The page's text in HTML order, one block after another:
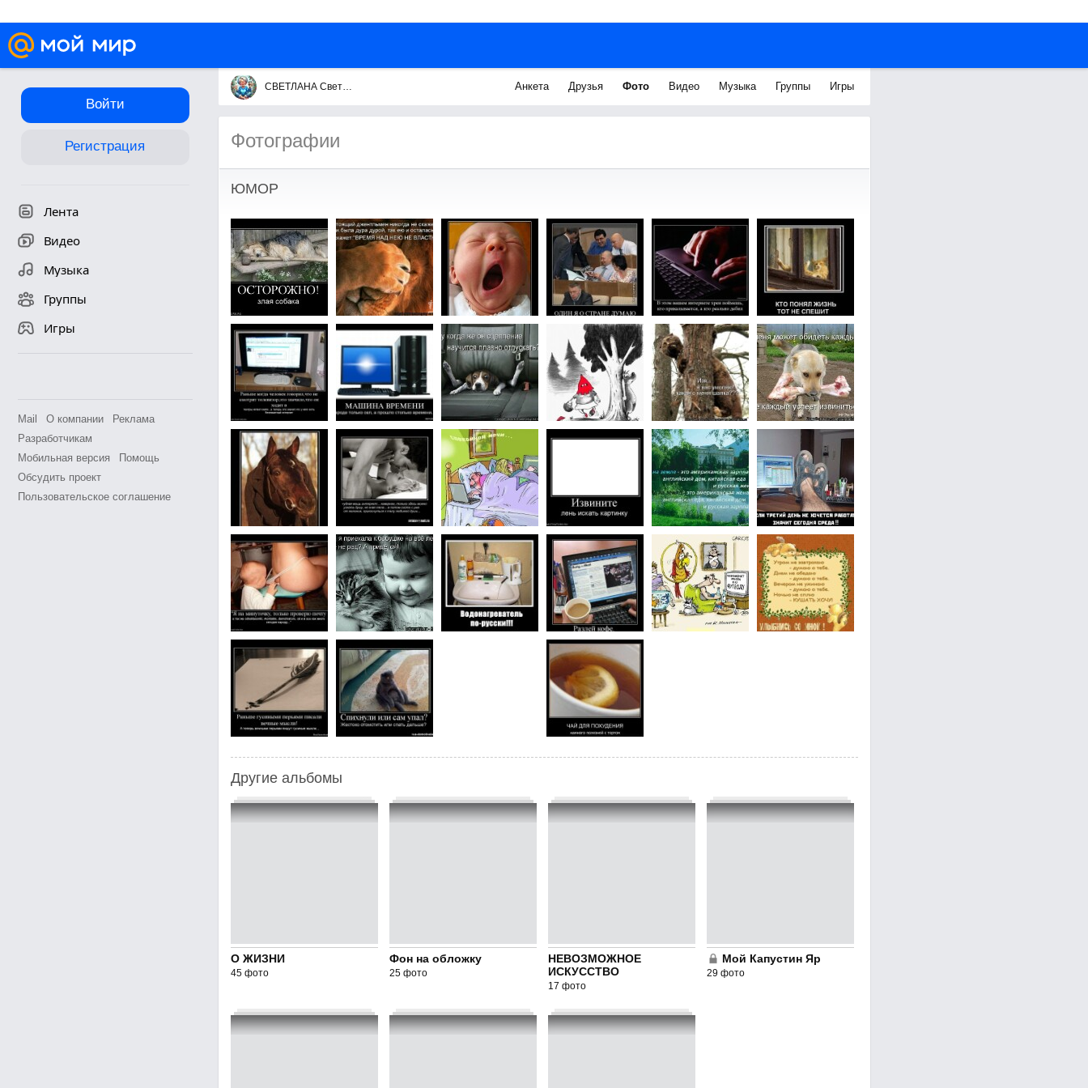
Войти
Регистрация
Лента
Видео
Музыка
Группы
Игры
Mail О компании
Реклама
Разработчикам
Мобильная версия
Помощь
Обсудить проект
Пользовательское соглашение
СВЕТЛАНА Светлана Анкета Друзья Фото Видео Музыка Группы Игры
Фотографии
ЮМОР
Другие альбомы
О ЖИЗНИ
45 фото
Фон на обложку
25 фото
НЕВОЗМОЖНОЕ
ИСКУССТВО
17 фото
Мой Капустин Яр
29 фото